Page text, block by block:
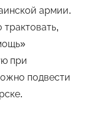
армии.
при
подвести